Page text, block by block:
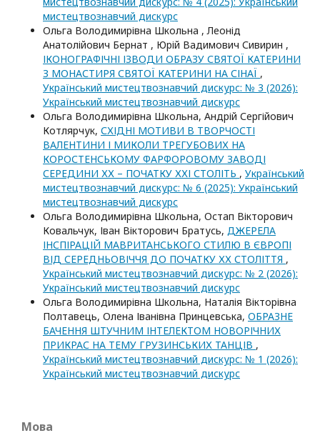
мистецтвознавчий дискурс
Ольга Володимирівна Школьна , Леонід
Анатолійович Бернат , Юрій Вадимович Сивирин ,
ІКОНОГРАФІЧНІ ІЗВОДИ ОБРАЗУ СВЯТОЇ КАТЕРИНИ
З МОНАСТИРЯ СВЯТОЇ КАТЕРИНИ НА СІНАЇ ,
Український мистецтвознавчий дискурс: № 3 (2026):
Український мистецтвознавчий дискурс
Ольга Володимирівна Школьна, Андрій Сергійович
Котлярчук, СХІДНІ МОТИВИ В ТВОРЧОСТІ
ВАЛЕНТИНИ І МИКОЛИ ТРЕГУБОВИХ НА
КОРОСТЕНСЬКОМУ ФАРФОРОВОМУ ЗАВОДІ
СЕРЕДИНИ ХХ – ПОЧАТКУ ХХІ СТОЛІТЬ , Український
мистецтвознавчий дискурс: № 6 (2025): Український
мистецтвознавчий дискурс
Ольга Володимирівна Школьна, Остап Вікторович
Ковальчук, Іван Вікторович Братусь, ДЖЕРЕЛА
ІНСПІРАЦІЙ МАВРИТАНСЬКОГО СТИЛЮ В ЄВРОПІ
ВІД СЕРЕДНЬОВІЧЧЯ ДО ПОЧАТКУ ХХ СТОЛІТТЯ ,
Український мистецтвознавчий дискурс: № 2 (2026):
Український мистецтвознавчий дискурс
Ольга Володимирівна Школьна, Наталія Вікторівна
Полтавець, Олена Іванівна Принцевська, ОБРАЗНЕ
БАЧЕННЯ ШТУЧНИМ ІНТЕЛЕКТОМ НОВОРІЧНИХ
ПРИКРАС НА ТЕМУ ГРУЗИНСЬКИХ ТАНЦІВ ,
Український мистецтвознавчий дискурс: № 1 (2026):
Український мистецтвознавчий дискурс
Мова